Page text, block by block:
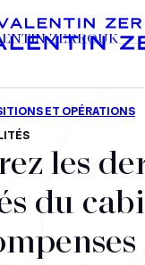
ZERROUK
et opérations
les
du